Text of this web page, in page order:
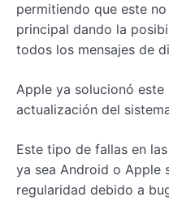
permitiendo que este
principal dando la
todos los mensajes de
Apple ya solucionó
actualización del
Este tipo de fallas en
ya sea Android o Apple
regularidad debido a